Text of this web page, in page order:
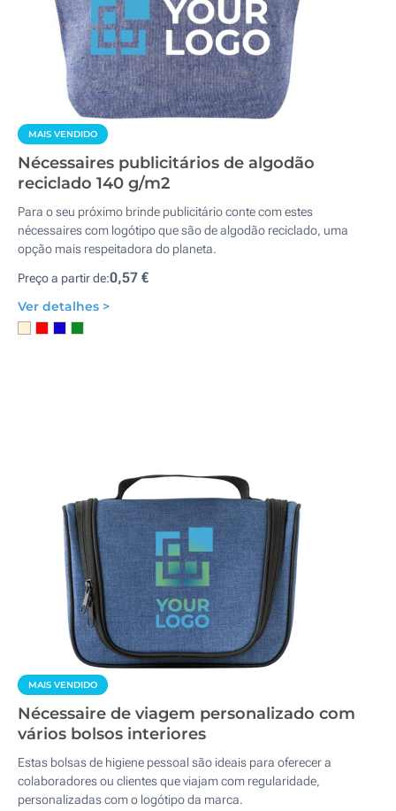
MAIS VENDIDO
Nécessaires publicitários de algodão
reciclado 140 g/m2
Para o seu próximo brinde publicitário conte com estes
nécessaires com logótipo que são de algodão reciclado, uma
opção mais respeitadora do planeta.
Preço a partir de:0,57 €
Ver detalhes >
MAIS VENDIDO
Nécessaire de viagem personalizado com
vários bolsos interiores
Estas bolsas de higiene pessoal são ideais para oferecer a
colaboradores ou clientes que viajam com regularidade,
personalizadas com o logótipo da marca.